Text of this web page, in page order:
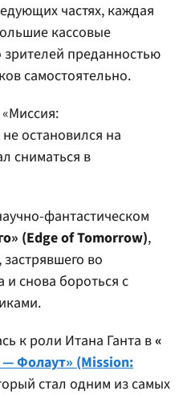
частях, каждая
кассовые
зрителей преданностью
самостоятельно.
остановился на
сниматься в
фантастическом
(Edge of Tomorrow),
во
и снова бороться с
к роли Итана Ганта в«
Фолаут» (Mission:
стал одним из самых